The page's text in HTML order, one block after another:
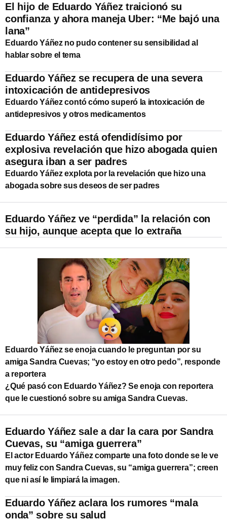
El hijo de Eduardo Yáñez traicionó su
confianza y ahora maneja Uber: “Me bajó una
lana”
Eduardo Yáñez no pudo contener su sensibilidad al
hablar sobre el tema
Eduardo Yáñez se recupera de una severa
intoxicación de antidepresivos
Eduardo Yáñez contó cómo superó la intoxicación de
antidepresivos y otros medicamentos
Eduardo Yáñez está ofendidísimo por
explosiva revelación que hizo abogada quien
asegura iban a ser padres
Eduardo Yáñez explota por la revelación que hizo una
abogada sobre sus deseos de ser padres
Eduardo Yáñez ve “perdida” la relación con
su hijo, aunque acepta que lo extraña
Eduardo Yáñez se enoja cuando le preguntan por su
amiga Sandra Cuevas; “yo estoy en otro pedo”, responde
a reportera
¿Qué pasó con Eduardo Yáñez? Se enoja con reportera
que le cuestionó sobre su amiga Sandra Cuevas.
Eduardo Yáñez sale a dar la cara por Sandra
Cuevas, su “amiga guerrera”
El actor Eduardo Yáñez comparte una foto donde se le ve
muy feliz con Sandra Cuevas, su “amiga guerrera”; creen
que ni así le limpiará la imagen.
Eduardo Yáñez aclara los rumores “mala
onda” sobre su salud